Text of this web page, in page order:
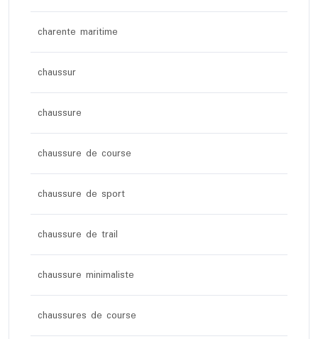
charente maritime
chaussur
chaussure
chaussure de course
chaussure de sport
chaussure de trail
chaussure minimaliste
chaussures de course